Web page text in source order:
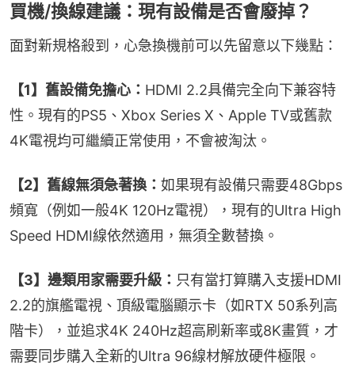
買機/換線建議：現有設備是否會廢掉？
面對新規格殺到，心急換機前可以先留意以下幾點：
【1】舊設備免擔心： HDMI 2.2具備完全向下兼容特
性。現有的PS5、Xbox Series X、Apple TV或舊款
4K電視均可繼續正常使用，不會被淘汰。
【2】舊線無須急著換： 如果現有設備只需要48Gbps
頻寬（例如一般4K 120Hz電視），現有的Ultra High
Speed HDMI線依然適用，無須全數替換。
【3】邊類用家需要升級： 只有當打算購入支援HDMI
2.2的旗艦電視、頂級電腦顯示卡（如RTX 50系列高
階卡），並追求4K 240Hz超高刷新率或8K畫質，才
需要同步購入全新的Ultra 96線材解放硬件極限。